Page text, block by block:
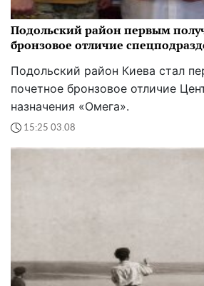
Подольский район первым
бронзовое отличие
Подольский район Киева стал
почетное бронзовое отличие
назначения «Омега».
15:25 03.08